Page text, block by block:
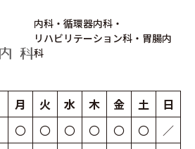
内科・循環器内科・
リハビリテーション科・胃腸内
科
月 火 水 木 金 土
日
〇 〇 〇 〇 〇 〇
／